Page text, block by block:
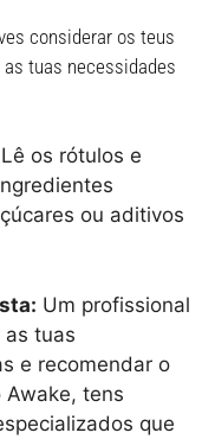
considerar os teus
tuas necessidades
Lê os rótulos e
ou aditivos
Um profissional
as tuas
e recomendar o
tens
que